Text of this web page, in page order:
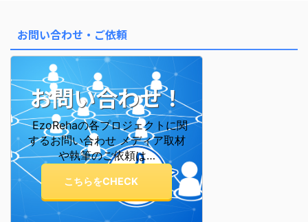
表しています。 これが「十二大
従星」です。 この星を知ると、
なぜ自分はこう感じやすいのか ...
お問い合わせ・ご依頼
お問い合わせ！
EzoRehaの各プロジェクトに関
するお問い合わせ メディア取材
や執筆のご依頼は…
こちらをCHECK